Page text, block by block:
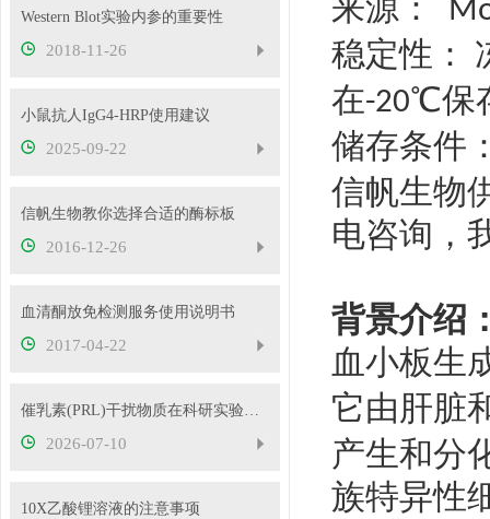
Western Blot实验内参的重要性
2018-11-26
小鼠抗人IgG4-HRP使用建议
2025-09-22
信帆生物教你选择合适的酶标板
2016-12-26
血清酮放免检测服务使用说明书
2017-04-22
催乳素(PRL)干扰物质在科研实验中的应用——南京信帆技术有限公司产品概述
2026-07-10
10X乙酸锂溶液的注意事项
来源：
稳定性：
在-20℃保
储存条件
信帆生物
电咨询，
背景介绍
血小板生
它由肝脏
产生和分
族特异性